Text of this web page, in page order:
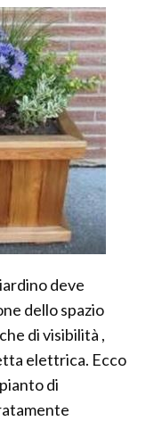
deve
dello spazio
di visibilità ,
elettrica. Ecco
di